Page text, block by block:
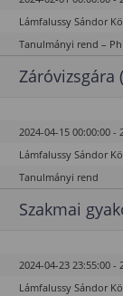
Lámfalussy Sándor
Tanulmányi rend –
Záróvizsgára
2024-04-15 00:00:00 -
Lámfalussy Sándor
Tanulmányi rend
Szakmai
2024-04-23 23:55:00 -
Lámfalussy Sándor